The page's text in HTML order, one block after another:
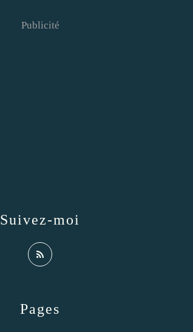
Pages
Suivez-moi
Publicité